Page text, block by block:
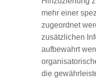
mehr einer
zugeordnet
zusätzlichen
aufbewahrt
die